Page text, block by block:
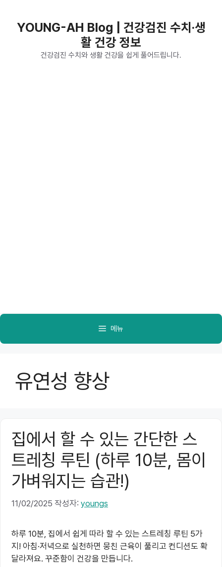
YOUNG-AH Blog | 건강검진 수치·생
활 건강 정보
건강검진 수치와 생활 건강을 쉽게 풀어드립니다.
메뉴
유연성 향상
집에서 할 수 있는 간단한 스
트레칭 루틴 (하루 10분, 몸이
가벼워지는 습관!)
11/02/2025 작성자: youngs
하루 10분, 집에서 쉽게 따라 할 수 있는 스트레칭 루틴 5가
지! 아침·저녁으로 실천하면 뭉친 근육이 풀리고 컨디션도 확
달라져요. 꾸준함이 건강을 만듭니다.